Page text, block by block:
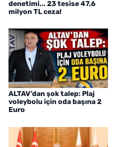
denetimi... 23 tesise 47,6
milyon TL ceza!
ALTAV’dan şok talep: Plaj
voleybolu için oda başına 2
Euro